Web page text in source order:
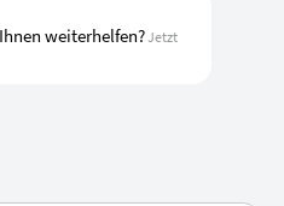
weiterhelfen?Jetzt